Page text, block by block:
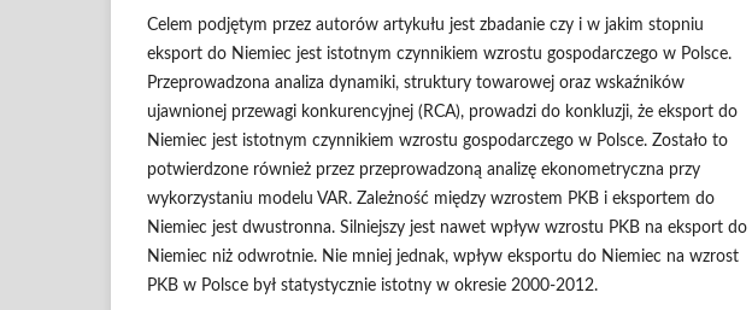
Celem podjętym przez autorów artykułu jest zbadanie czy i w jakim stopniu
eksport do Niemiec jest istotnym czynnikiem wzrostu gospodarczego w Polsce.
Przeprowadzona analiza dynamiki, struktury towarowej oraz wskaźników
ujawnionej przewagi konkurencyjnej (RCA), prowadzi do konkluzji, że eksport do
Niemiec jest istotnym czynnikiem wzrostu gospodarczego w Polsce. Zostało to
potwierdzone również przez przeprowadzoną analizę ekonometryczna przy
wykorzystaniu modelu VAR. Zależność między wzrostem PKB i eksportem do
Niemiec jest dwustronna. Silniejszy jest nawet wpływ wzrostu PKB na eksport do
Niemiec niż odwrotnie. Nie mniej jednak, wpływ eksportu do Niemiec na wzrost
PKB w Polsce był statystycznie istotny w okresie 2000-2012.